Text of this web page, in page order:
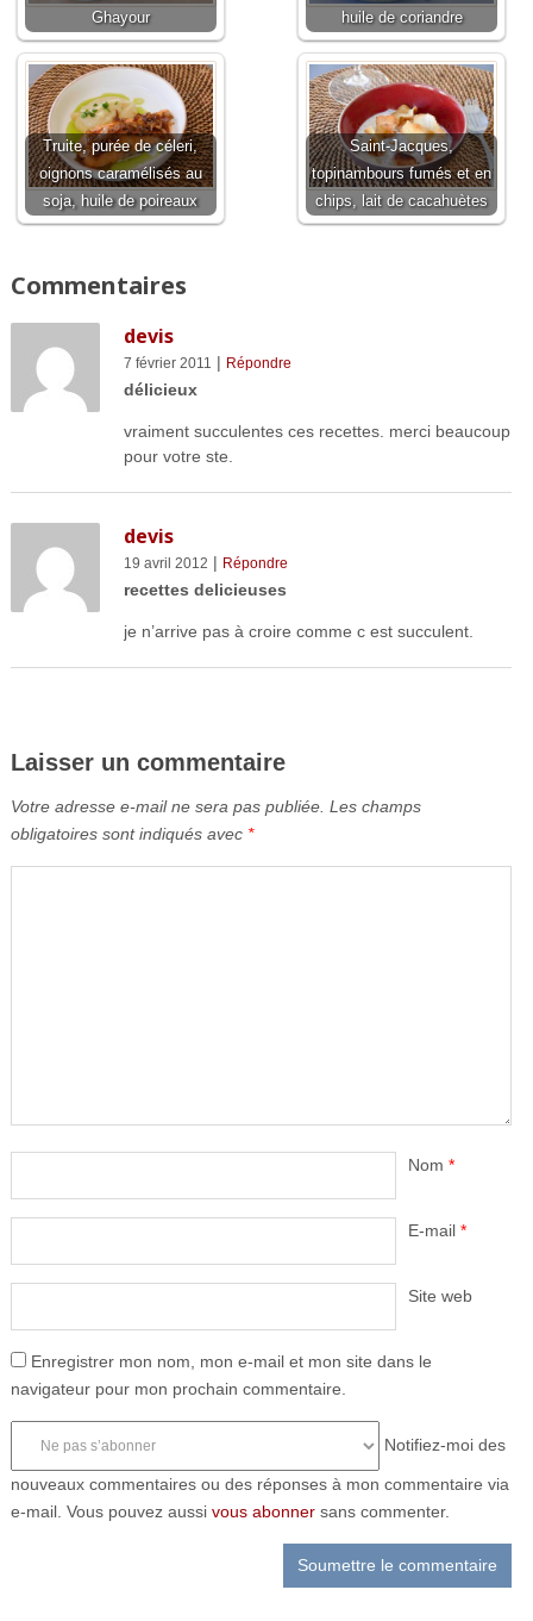
Ghayour
huile de coriandre
Truite, purée de céleri,
oignons caramélisés au
soja, huile de poireaux
Saint-Jacques,
topinambours fumés et en
chips, lait de cacahuètes
Commentaires
devis
7 février 2011 | Répondre
délicieux
vraiment succulentes ces recettes. merci beaucoup
pour votre ste.
devis
19 avril 2012 | Répondre
recettes delicieuses
je n’arrive pas à croire comme c est succulent.
Laisser un commentaire
Votre adresse e-mail ne sera pas publiée. Les champs
obligatoires sont indiqués avec *
Nom *
E-mail *
Site web
Enregistrer mon nom, mon e-mail et mon site dans le
navigateur pour mon prochain commentaire.
Notifiez-moi des
nouveaux commentaires ou des réponses à mon commentaire via
e-mail. Vous pouvez aussi vous abonnersans commenter.